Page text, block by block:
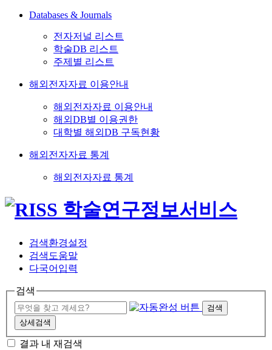
Databases & Journals
전자저널 리스트
학술DB 리스트
주제별 리스트
해외전자자료 이용안내
해외전자자료 이용안내
해외DB별 이용권한
대학별 해외DB 구독현황
해외전자자료 통계
해외전자자료 통계
검색환경설정
검색도움말
다국어입력
검색
검색
상세검색
결과 내 재검색